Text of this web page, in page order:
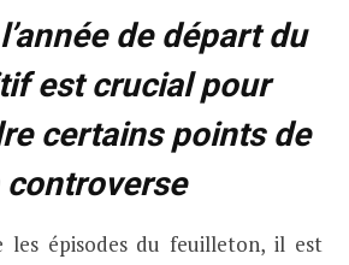
de départ du
est crucial pour
certains points de
controverse
les épisodes du feuilleton, il est